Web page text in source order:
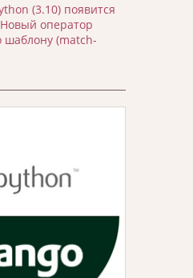
(3.10) появится
оператор
шаблону (match-